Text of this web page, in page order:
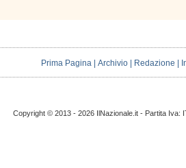
Prima Pagina |Archivio | Redazione |
Copyright © 2013 - 2026 IlNazionale.it - Partita Iva: